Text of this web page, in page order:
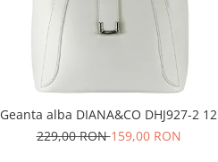
Geanta alba DIANA&CO DHJ927-2 12
229,00 RON159,00 RON